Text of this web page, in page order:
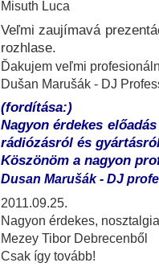
Misuth Luca
Veľmi zaujímavá
rozhlase.
Ďakujem veľmi
Dušan Marušák - DJ
(fordítása:)
Nagyon érdekes
rádiózásról és
Köszönöm a nagyon
Dusan Marušák - DJ
2011.09.25.
Nagyon érdekes,
Mezey Tibor Debrecenből
Csak így tovább!